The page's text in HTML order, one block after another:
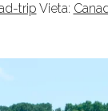
trip Vieta: